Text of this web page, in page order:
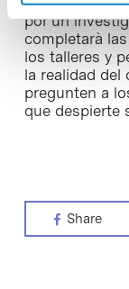
por un
completarà
los talleres y
la realidad del
pregunten a
que despierte
Share